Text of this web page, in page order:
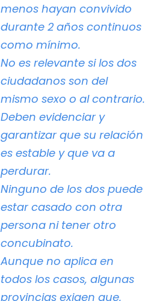
menos hayan convivido
durante 2 años continuos
como mínimo.
No es relevante si los dos
ciudadanos son del
mismo sexo o al contrario.
Deben evidenciar y
garantizar que su relación
es estable y que va a
perdurar.
Ninguno de los dos puede
estar casado con otra
persona ni tener otro
concubinato.
Aunque no aplica en
todos los casos, algunas
provincias exigen que,